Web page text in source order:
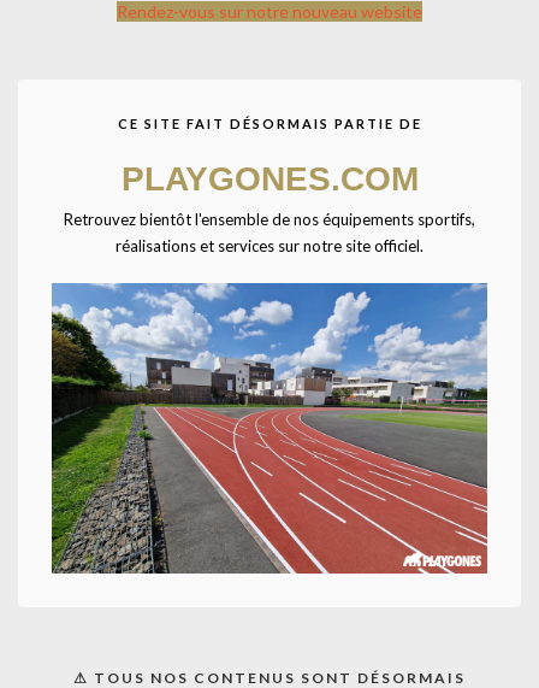
Rendez-vous sur notre nouveau website
CE SITE FAIT DÉSORMAIS PARTIE DE
PLAYGONES.COM
Retrouvez bientôt l'ensemble de nos équipements sportifs,
réalisations et services sur notre site officiel.
⚠ TOUS NOS CONTENUS SONT DÉSORMAIS
Agrandir